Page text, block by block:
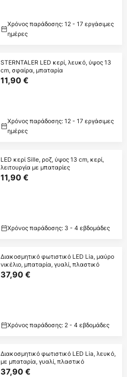
Χρόνος παράδοσης: 12 - 17 εργάσιμες
ημέρες
STERNTALER LED κερί, λευκό, ύψος 13
cm, σφαίρα, μπαταρία
11,90 €
Χρόνος παράδοσης: 12 - 17 εργάσιμες
ημέρες
LED κερί Sille, ροζ, ύψος 13 cm, κερί,
λειτουργία με μπαταρίες
11,90 €
Χρόνος παράδοσης: 3 - 4 εβδομάδες
Διακοσμητικό φωτιστικό LED Lia, μαύρο
νικέλιο, μπαταρία, γυαλί, πλαστικό
37,90 €
Χρόνος παράδοσης: 2 - 4 εβδομάδες
Διακοσμητικό φωτιστικό LED Lia, λευκό,
με μπαταρία, γυαλί, πλαστικό
37,90 €